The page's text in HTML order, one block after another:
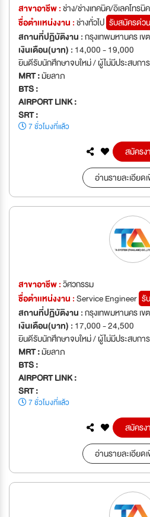
สาขาอาชีพ :ช่าง/ช่างเทคนิค/อิเลคโทรนิค
ชื่อตำเเหน่งงาน :ช่างทั่วไป รับสมัครด่วน
สถานที่ปฏิบัติงาน :กรุงเทพมหานคร เข
เงินเดือน(บาท) : 14,000 - 19,000
ยินดีรับนักศึกษาจบใหม่ / ผู้ไม่มีประสบก
MRT :มัยลาภ
BTS :
AIRPORT LINK :
SRT :
7 ชั่วโมงที่แล้ว
สมัคร
อ่านรายละเอียด
สาขาอาชีพ :วิศวกรรม
ชื่อตำเเหน่งงาน :Service Engineer รั
สถานที่ปฏิบัติงาน :กรุงเทพมหานคร เข
เงินเดือน(บาท) : 17,000 - 24,500
ยินดีรับนักศึกษาจบใหม่ / ผู้ไม่มีประสบก
MRT :มัยลาภ
BTS :
AIRPORT LINK :
SRT :
7 ชั่วโมงที่แล้ว
สมัคร
อ่านรายละเอียด